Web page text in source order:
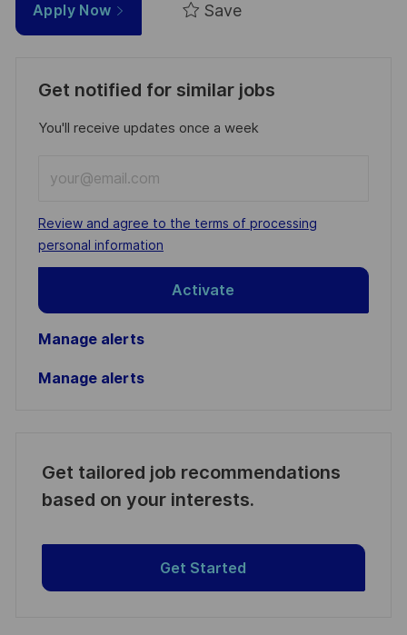
Apply Now Save
Get notified for similar jobs
You'll receive updates once a week
Email
address
(Required)
Required
Review and agree to the terms of processing
personal information
Activate
Manage alerts
Manage alerts
Get tailored job recommendations
based on your interests.
Get Started